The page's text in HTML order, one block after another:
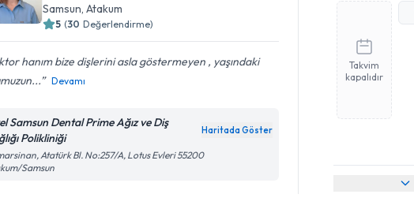
Samsun , Atakum
5 (30 Değerlendirme)
hanım bize dişlerini asla göstermeyen , yaşındaki
Devamı
Samsun Dental Prime Ağız ve Diş
Polikliniği
Haritada Göster
Atatürk Bl. No:257/A, Lotus Evleri 55200
Samsun
Takvim
kapalıdır